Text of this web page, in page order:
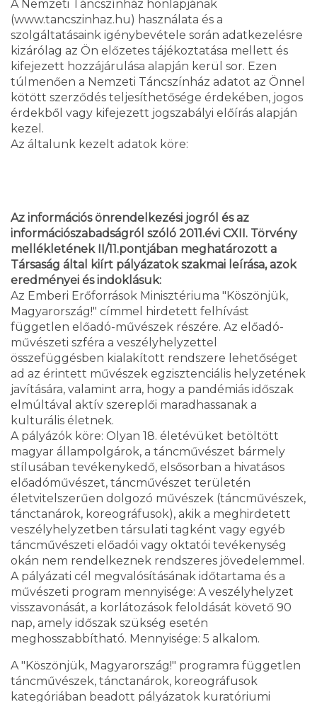
A Nemzeti Táncszínház honlapjának
(www.tancszinhaz.hu) használata és a
szolgáltatásaink igénybevétele során adatkezelésre
kizárólag az Ön előzetes tájékoztatása mellett és
kifejezett hozzájárulása alapján kerül sor. Ezen
túlmenően a Nemzeti Táncszínház adatot az Önnel
kötött szerződés teljesíthetősége érdekében, jogos
érdekből vagy kifejezett jogszabályi előírás alapján
kezel.
Az általunk kezelt adatok köre:
Az információs önrendelkezési jogról és az
információszabadságról szóló 2011.évi CXII. Törvény
mellékletének II/11.pontjában meghatározott a
Társaság által kiírt pályázatok szakmai leírása, azok
eredményei és indoklásuk:
Az Emberi Erőforrások Minisztériuma "Köszönjük,
Magyarország!" címmel hirdetett felhívást
független előadó-művészek részére. Az előadó-
művészeti szféra a veszélyhelyzettel
összefüggésben kialakított rendszere lehetőséget
ad az érintett művészek egzisztenciális helyzetének
javítására, valamint arra, hogy a pandémiás időszak
elmúltával aktív szereplői maradhassanak a
kulturális életnek.
A pályázók köre: Olyan 18. életévüket betöltött
magyar állampolgárok, a táncművészet bármely
stílusában tevékenykedő, elsősorban a hivatásos
előadóművészet, táncművészet területén
életvitelszerűen dolgozó művészek (táncművészek,
tánctanárok, koreográfusok), akik a meghirdetett
veszélyhelyzetben társulati tagként vagy egyéb
táncművészeti előadói vagy oktatói tevékenység
okán nem rendelkeznek rendszeres jövedelemmel.
A pályázati cél megvalósításának időtartama és a
művészeti program mennyisége: A veszélyhelyzet
visszavonását, a korlátozások feloldását követő 90
nap, amely időszak szükség esetén
meghosszabbítható. Mennyisége: 5 alkalom.
A "Köszönjük, Magyarország!" programra független
táncművészek, tánctanárok, koreográfusok
kategóriában beadott pályázatok kuratóriumi